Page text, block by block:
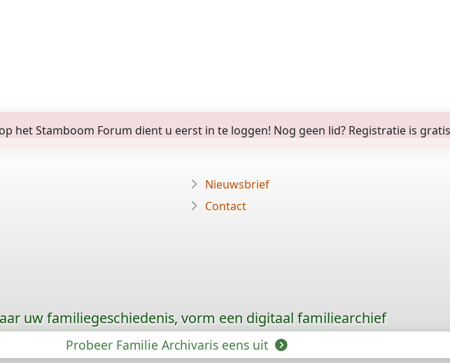
het Stamboom Forum dient u eerst in te loggen! Nog geen lid? Registratie is
Nieuwsbrief
Contact
uw familiegeschiedenis, vorm een digitaal familiearchief
Probeer Familie Archivaris eens uit